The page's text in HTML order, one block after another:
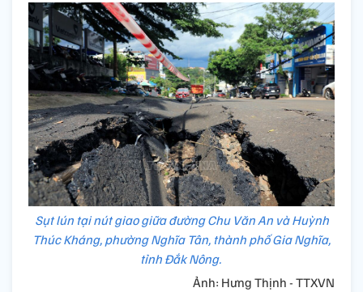
Sụt lún tại nút giao giữa đường Chu Văn An và Huỳnh
Thúc Kháng, phường Nghĩa Tân, thành phố Gia Nghĩa,
tỉnh Đắk Nông.
Ảnh: Hưng Thịnh - TTXVN